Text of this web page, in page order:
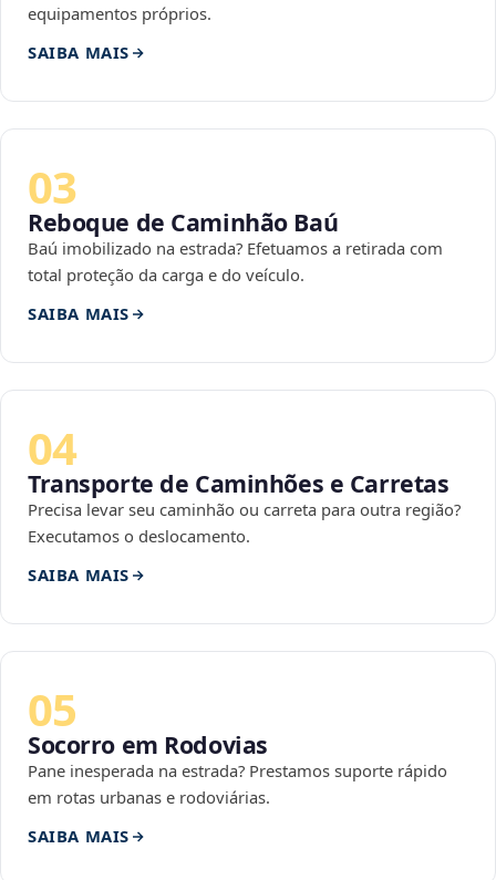
equipamentos próprios.
SAIBA MAIS
03
Reboque de Caminhão Baú
Baú imobilizado na estrada? Efetuamos a retirada com
total proteção da carga e do veículo.
SAIBA MAIS
04
Transporte de Caminhões e Carretas
Precisa levar seu caminhão ou carreta para outra região?
Executamos o deslocamento.
SAIBA MAIS
05
Socorro em Rodovias
Pane inesperada na estrada? Prestamos suporte rápido
em rotas urbanas e rodoviárias.
SAIBA MAIS